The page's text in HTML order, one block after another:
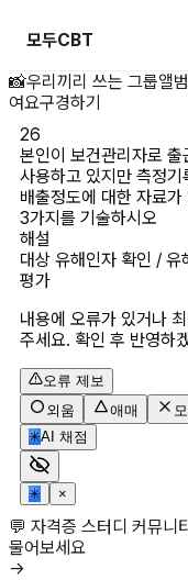
모두CBT
본인이 보건
📸우리끼리 쓰는 그룹앨
여요구경하기
26
본인이 보건관리자로
사용하고 있지만 측정
배출정도에 대한 자료
해설
대상 유해인자 확인 /
평가
내용에 오류가 있거나
주세요. 확인 후 반영하
오류 제보
외움
애매
✳AI 채점
✳ ×
💬 자격증 스터디 커뮤니
물어보세요
→